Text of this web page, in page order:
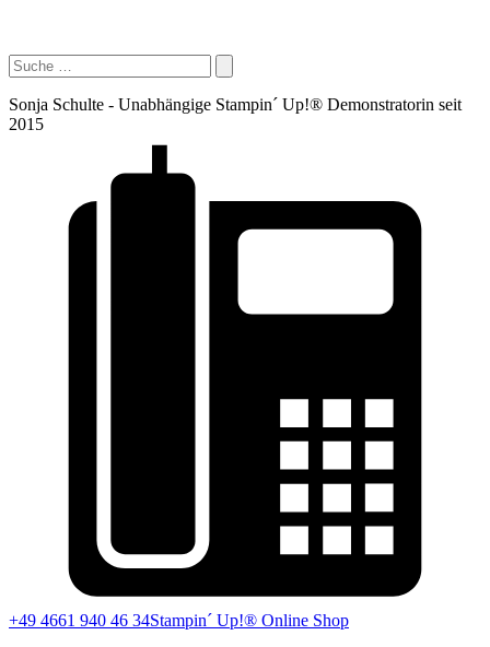
Sonja Schulte - Unabhängige Stampin´ Up!® Demonstratorin seit
2015
+49 4661 940 46 34Stampin´ Up!® Online Shop